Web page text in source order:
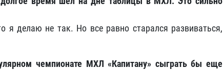
я делаю не так. Но все равно старался развиваться,
чемпионате МХЛ «Капитану» сыграть бы еще